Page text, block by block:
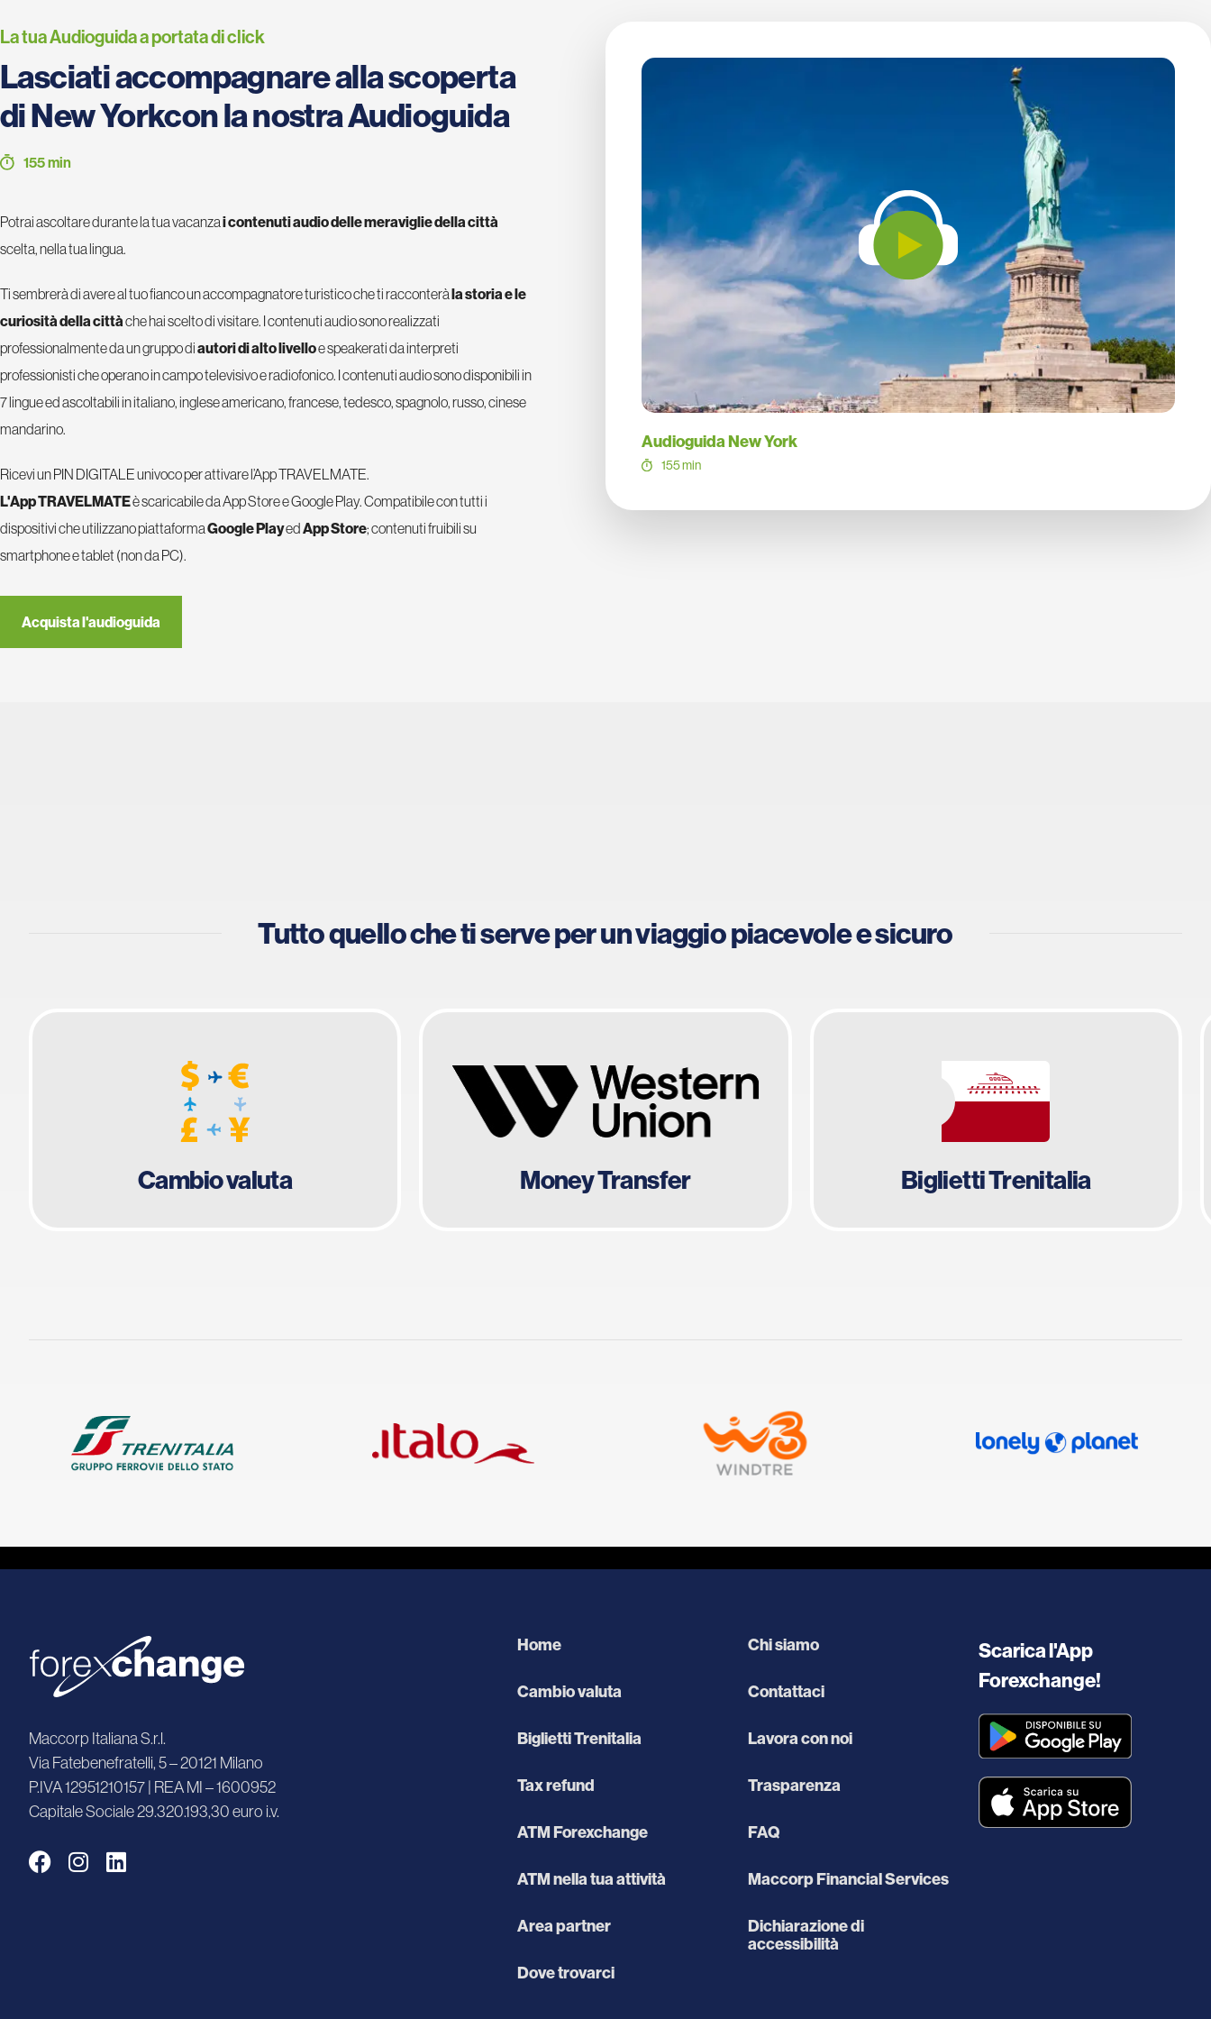
La tua Audioguida a portata di click
Lasciati accompagnare alla scoperta
di New Yorkcon la nostra Audioguida
155 min
Potrai ascoltare durante la tua vacanzai contenuti audio delle meraviglie della città
scelta, nella tua lingua.
Ti sembrerà di avere al tuo fianco un accompagnatore turistico che ti racconteràla storia e le
curiosità della cittàche hai scelto di visitare. I contenuti audio sono realizzati
professionalmente da un gruppo diautori di alto livelloe speakerati da interpreti
professionisti che operano in campo televisivo e radiofonico. I contenuti audio sono disponibili in
7 lingue ed ascoltabili in italiano, inglese americano, francese, tedesco, spagnolo, russo, cinese
mandarino.
Ricevi un PIN DIGITALE univoco per attivare l’App TRAVELMATE.
L'App TRAVELMATEè scaricabile da App Store e Google Play. Compatibile con tutti i
dispositivi che utilizzano piattaformaGoogle PlayedApp Store; contenuti fruibili su
smartphone e tablet (non da PC).
Acquista l'audioguida
Audioguida New York
155 min
Tutto quello che ti serve per un viaggio piacevole e sicuro
Cambio valuta Money Transfer Biglietti Trenitalia
Maccorp Italiana S.r.l.
Via Fatebenefratelli, 5 – 20121 Milano
P.IVA 12951210157 | REA MI – 1600952
Capitale Sociale 29.320.193,30 euro i.v.
Home
Cambio valuta
Biglietti Trenitalia
Tax refund
ATM Forexchange
ATM nella tua attività
Area partner
Dove trovarci
Chi siamo
Contattaci
Lavora con noi
Trasparenza
FAQ
Maccorp Financial Services
Dichiarazione di
accessibilità
Scarica l'App
Forexchange!